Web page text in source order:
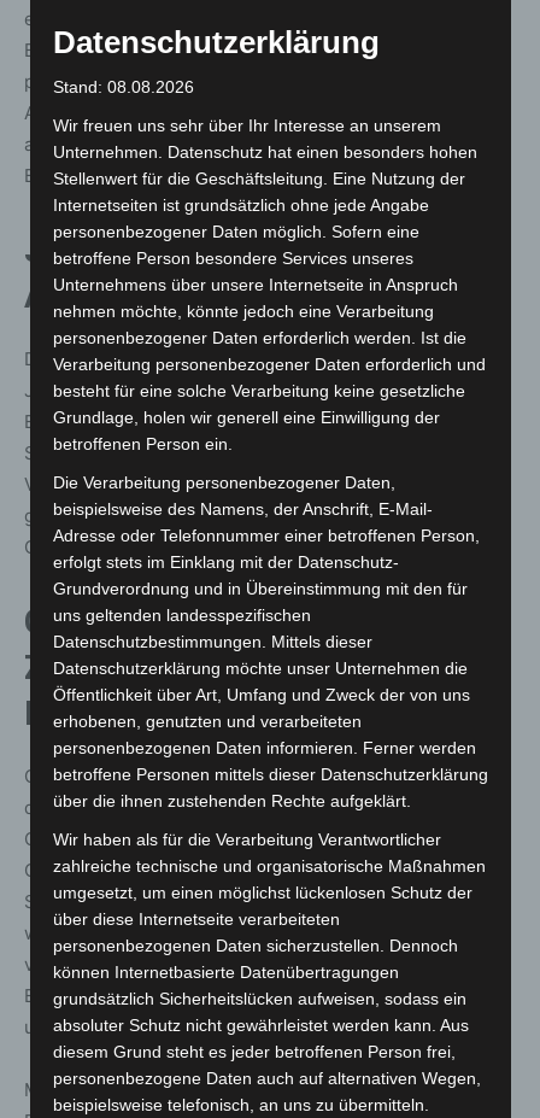
e.V., sowie Bonns Oberbürgermeisterin Katja Dörner.
Bundespräsident Frank-Walter Steinmeier richtete sich
per Videobotschaft an die Gäste und sprach seine
Anerkennung für das Engagement der Ehrenamtlichen
aus. Musikalisch wurde der Festakt von der THW-Big
Band begleitet.
Jubiläumsjahr mit zahlreichen
Aktionen
Der Festakt bildet den Auftakt zu einem umfassenden
Jubiläumsprogramm. Bereits im April erschien eine 10-
Euro-Sammelmünze, im August folgt eine
Sonderbriefmarke. Zudem sind bundesweit zahlreiche
Veranstaltungen auf Orts- und Landesverbandsebene
geplant – darunter Tage der offenen Tür und
Großübungen.
Geschichte des THW: Vom
Zivilschutz zur globalen
Katastrophenhilfe
Gegründet wurde das THW am 22. August 1950, als der
damalige Bundesinnenminister Gustav Heinemann mit
Otto Lummitzsch, dem ersten Direktor des THW, die
Gründung eines zivilen Ordnungsdienstes vereinbarte.
Seitdem hat sich die Bundesanstalt stetig
weiterentwickelt – von einer Einrichtung zur Beseitigung
von Kriegsschäden hin zu einer modernen
Einsatzorganisation mit weltweiten Aufgaben im Zivil-
und Katastrophenschutz.
Mit dem Ende des Kalten Kriegs verlagerte sich der
Datenschutzerklärung
Stand: 08.08.2026
Wir freuen uns sehr über Ihr Interesse an unserem
Unternehmen. Datenschutz hat einen besonders hohen
Stellenwert für die Geschäftsleitung. Eine Nutzung der
Internetseiten ist grundsätzlich ohne jede Angabe
personenbezogener Daten möglich. Sofern eine
betroffene Person besondere Services unseres
Unternehmens über unsere Internetseite in Anspruch
nehmen möchte, könnte jedoch eine Verarbeitung
personenbezogener Daten erforderlich werden. Ist die
Verarbeitung personenbezogener Daten erforderlich und
besteht für eine solche Verarbeitung keine gesetzliche
Grundlage, holen wir generell eine Einwilligung der
betroffenen Person ein.
Die Verarbeitung personenbezogener Daten,
beispielsweise des Namens, der Anschrift, E-Mail-
Adresse oder Telefonnummer einer betroffenen Person,
erfolgt stets im Einklang mit der Datenschutz-
Grundverordnung und in Übereinstimmung mit den für
uns geltenden landesspezifischen
Datenschutzbestimmungen. Mittels dieser
Datenschutzerklärung möchte unser Unternehmen die
Öffentlichkeit über Art, Umfang und Zweck der von uns
erhobenen, genutzten und verarbeiteten
personenbezogenen Daten informieren. Ferner werden
betroffene Personen mittels dieser Datenschutzerklärung
über die ihnen zustehenden Rechte aufgeklärt.
Wir haben als für die Verarbeitung Verantwortlicher
zahlreiche technische und organisatorische Maßnahmen
umgesetzt, um einen möglichst lückenlosen Schutz der
über diese Internetseite verarbeiteten
personenbezogenen Daten sicherzustellen. Dennoch
können Internetbasierte Datenübertragungen
grundsätzlich Sicherheitslücken aufweisen, sodass ein
absoluter Schutz nicht gewährleistet werden kann. Aus
diesem Grund steht es jeder betroffenen Person frei,
personenbezogene Daten auch auf alternativen Wegen,
beispielsweise telefonisch, an uns zu übermitteln.